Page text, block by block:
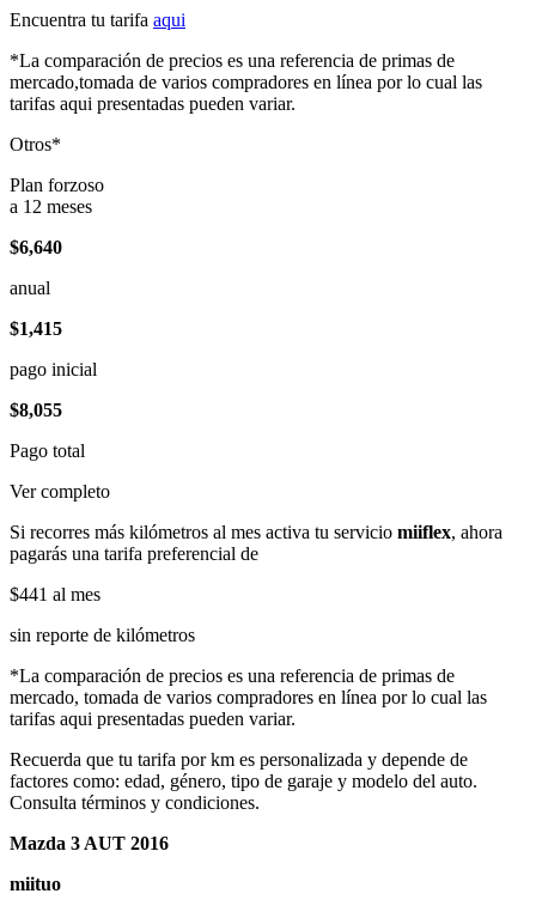
Encuentra tu tarifa aqui
*La comparación de precios es una referencia de primas de
mercado,tomada de varios compradores en línea por lo cual las
tarifas aqui presentadas pueden variar.
Otros*
Plan forzoso
a 12 meses
$6,640
anual
$1,415
pago inicial
$8,055
Pago total
Ver completo
Si recorres más kilómetros al mes activa tu servicio miiflex, ahora
pagarás una tarifa preferencial de
$441 al mes
sin reporte de kilómetros
*La comparación de precios es una referencia de primas de
mercado, tomada de varios compradores en línea por lo cual las
tarifas aqui presentadas pueden variar.
Recuerda que tu tarifa por km es personalizada y depende de
factores como: edad, género, tipo de garaje y modelo del auto.
Consulta términos y condiciones.
Mazda 3 AUT 2016
miituo